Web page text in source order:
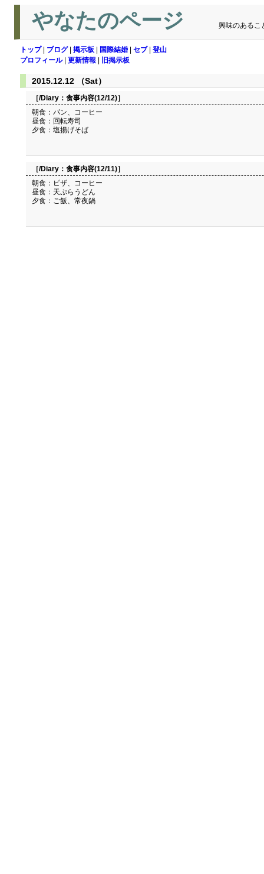
やなたのページ 興味のあるこ
トップ| ブログ| 掲示板 国際結婚 セブ| 登山
プロフィール| 更新情報 旧掲示板
2015.12.12 （Sat）
［/Diary： 食事内容(12/12)］
朝食：パン、コーヒー
昼食：回転寿司
夕食：塩揚げそば
［/Diary： 食事内容(12/11)］
朝食：ピザ、コーヒー
昼食：天ぷらうどん
夕食：ご飯、常夜鍋